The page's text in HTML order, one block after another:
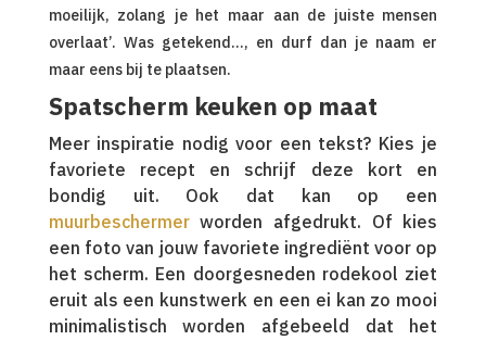
moeilijk, zolang je het maar aan de juiste mensen
overlaat’. Was getekend…, en durf dan je naam er
maar eens bij te plaatsen.
Spatscherm keuken op maat
Meer inspiratie nodig voor een tekst? Kies je
favoriete recept en schrijf deze kort en
bondig uit. Ook dat kan op een
muurbeschermerworden afgedrukt. Of kies
een foto van jouw favoriete ingrediënt voor op
het scherm. Een doorgesneden rodekool ziet
eruit als een kunstwerk en een ei kan zo mooi
minimalistisch worden afgebeeld dat het